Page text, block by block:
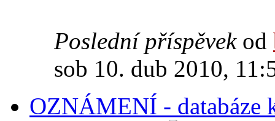
Poslední příspěvek od
sob 10. dub 2010,
OZNÁMENÍ - databáze